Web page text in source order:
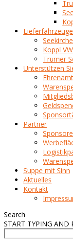
Lieferfahrzeuge
Koppl
Trumer
Unterstützen
Partner
Suppe mit Sinn
Aktuelles
Kontakt
Search
START TYPING AND